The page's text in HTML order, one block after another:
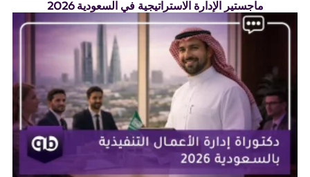
ماجستير الإدارة الاستراتيجية في السعودية 2026